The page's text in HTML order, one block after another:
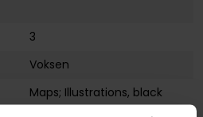
3
Voksen
Maps; Illustrations, black